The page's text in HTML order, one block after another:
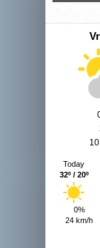
Today
32º / 20º
0%
24 km/h